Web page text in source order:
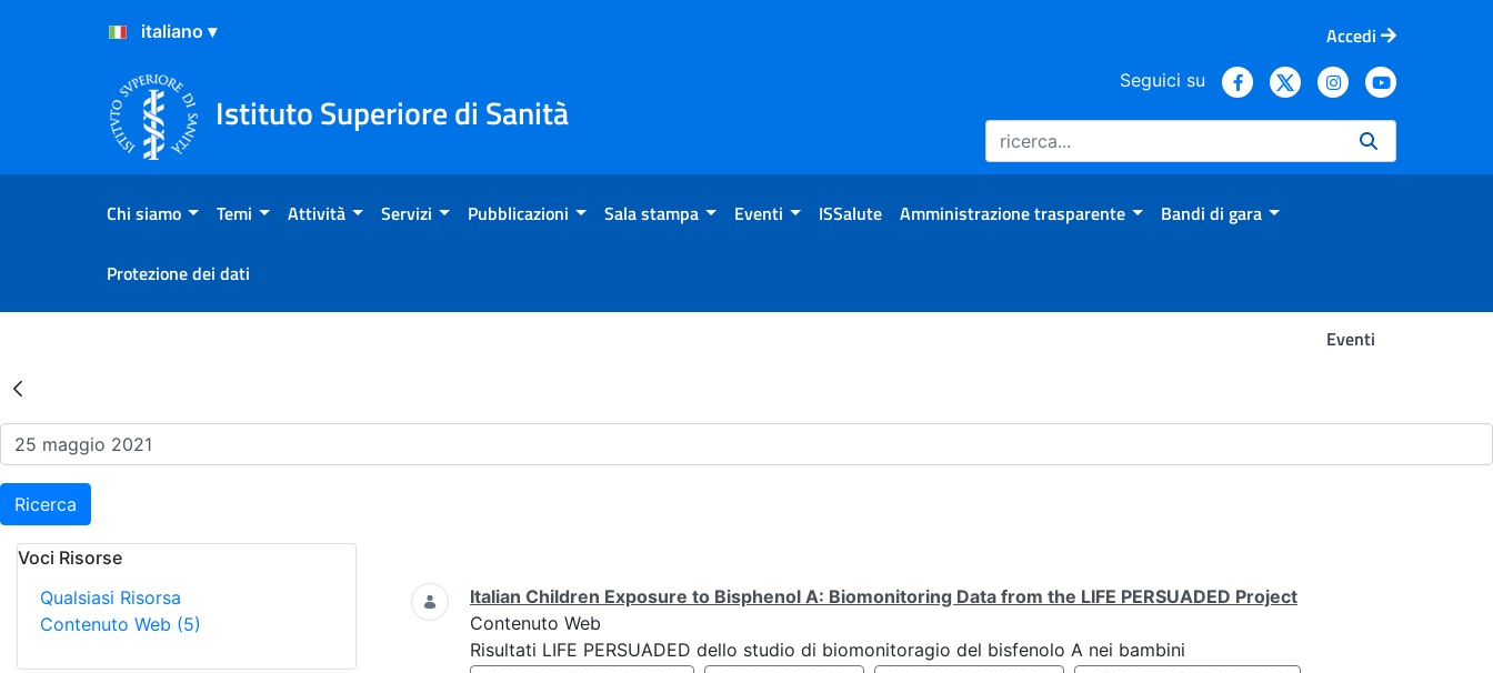
Salta al Contenuto
Salta al Footer
Accedi
Istituto Superiore di Sanità
Seguici su
Chi siamo Temi Attività Servizi Pubblicazioni Sala stampa Eventi ISSalute Amministrazione trasparente Bandi di gara
Protezione dei dati
Eventi
Risultati della Ricerca - Eventi
Ricerca
Voci Risorse
Qualsiasi Risorsa
Contenuto Web (5)
Ricerca
Italian Children Exposure to Bisphenol A: Biomonitoring Data from the LIFE PERSUADED Project
Contenuto Web
Risultati LIFE PERSUADED dello studio di biomonitoragio del bisfenolo A nei bambini